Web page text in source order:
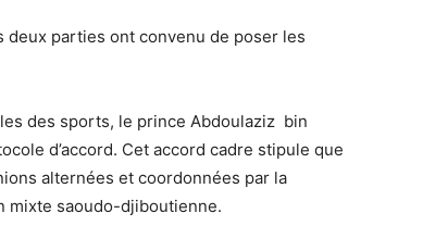
deux parties ont convenu de poser les
des sports, le prince Abdoulaziz bin
d’accord. Cet accord cadre stipule que
alternées et coordonnées par la
mixte saoudo-djiboutienne.